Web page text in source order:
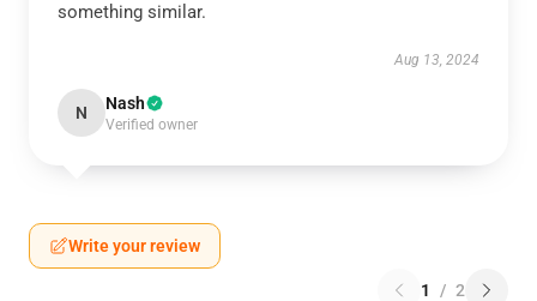
something similar.
Aug 13, 2024
N Nash
Verified owner
Write your review
1 / 2